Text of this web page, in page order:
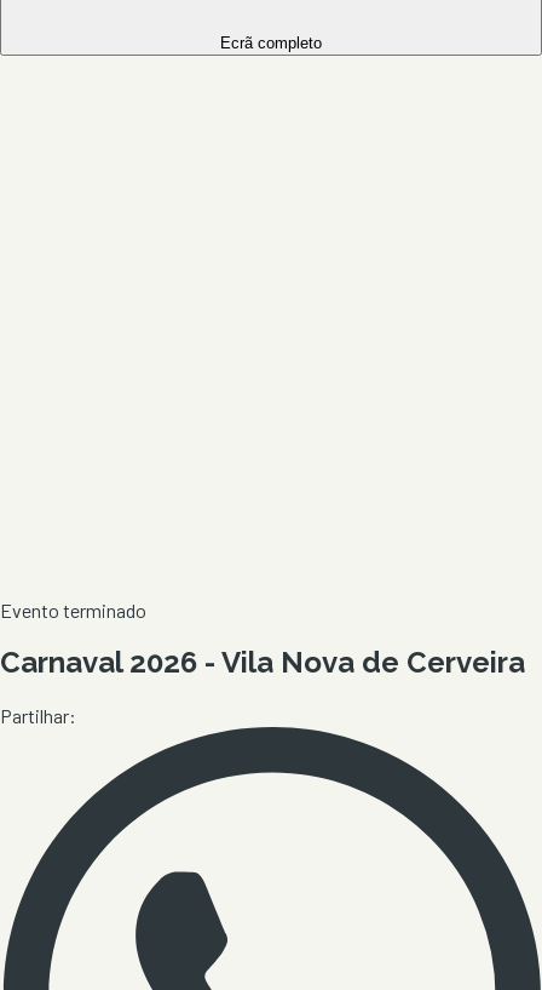
Ecrã completo
Evento terminado
Carnaval 2026 - Vila Nova de Cerveira
Partilhar: